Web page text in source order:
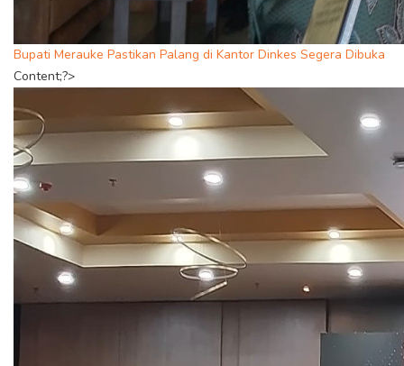
Bupati Merauke Pastikan Palang di Kantor Dinkes Segera Dibuka
Content;?>